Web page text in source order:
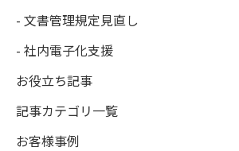
- 文書管理規定見直し
- 社内電子化支援
お役立ち記事
記事カテゴリ一覧
お客様事例